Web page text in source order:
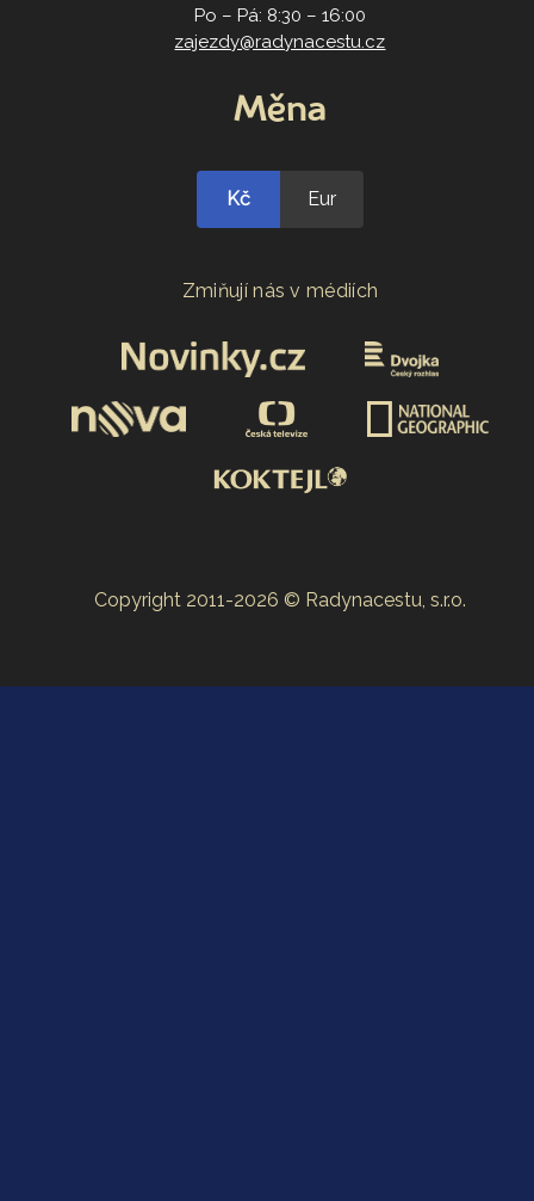
Po – Pá: 8:30 – 16:00
zajezdy@radynacestu.cz
Měna
Kč Eur
Zmiňují nás v médiích
Copyright 2011-2026 © Radynacestu, s.r.o.